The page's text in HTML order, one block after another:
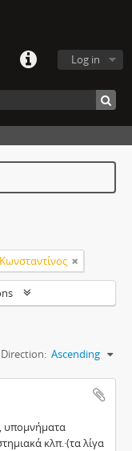
Log in
Direction: Ascending
υπομνήματα
κλπ.·(τα λίγα